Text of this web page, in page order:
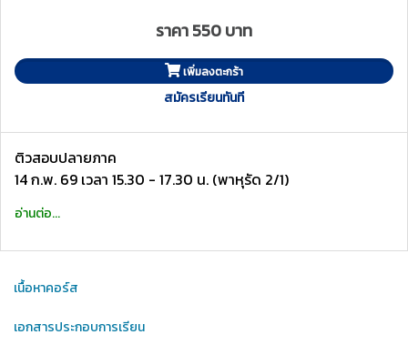
ราคา 550 บาท
เพิ่มลงตะกร้า
สมัครเรียนทันที
ติวสอบปลายภาค
14 ก.พ. 69 เวลา 15.30 - 17.30 น. (พาหุรัด 2/1)
อ่านต่อ...
เนื้อหาคอร์ส
เอกสารประกอบการเรียน